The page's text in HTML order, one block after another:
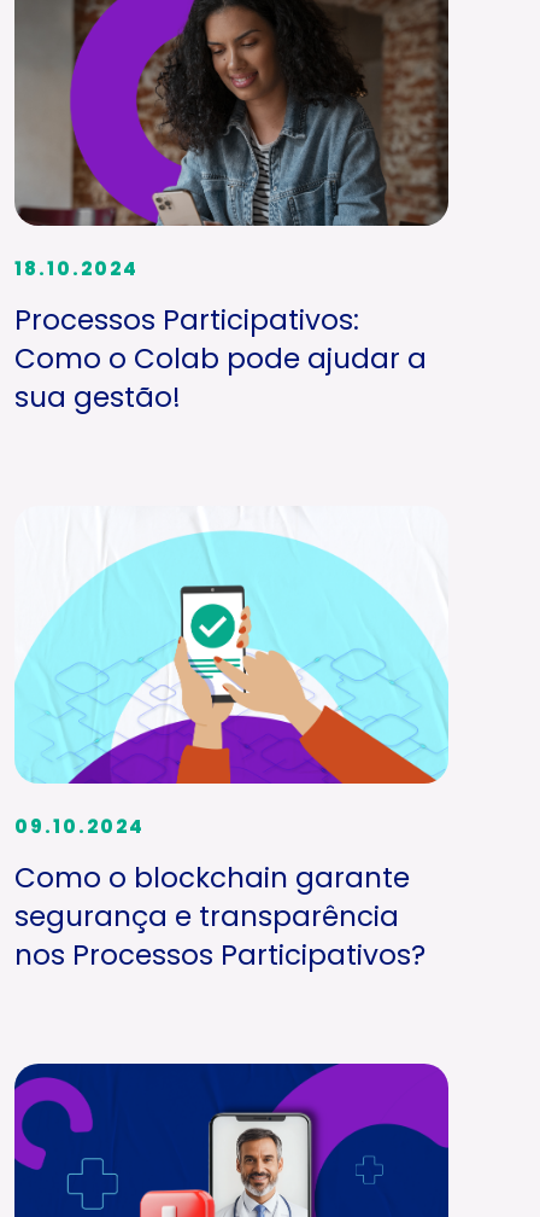
18.10.2024
Processos Participativos:
Como o Colab pode ajudar a
sua gestão!
09.10.2024
Como o blockchain garante
segurança e transparência
nos Processos Participativos?